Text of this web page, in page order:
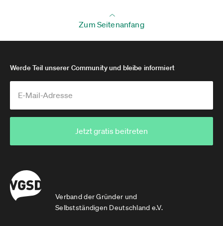
Zum Seitenanfang
Verband der Gründer und
Selbstständigen Deutschland e.V.
Werde Teil unserer Community und bleibe informiert
Jetzt gratis beitreten